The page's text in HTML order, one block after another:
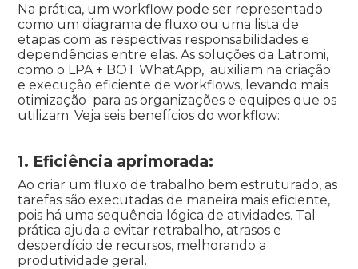
Na prática, um workflow pode ser representado
como um diagrama de fluxo ou uma lista de
etapas com as respectivas responsabilidades e
dependências entre elas. As soluções da Latromi,
como o LPA + BOT WhatApp, auxiliam na criação
e execução eficiente de workflows, levando mais
otimização para as organizações e equipes que os
utilizam. Veja seis benefícios do workflow:
1. Eficiência aprimorada:
Ao criar um fluxo de trabalho bem estruturado, as
tarefas são executadas de maneira mais eficiente,
pois há uma sequência lógica de atividades. Tal
prática ajuda a evitar retrabalho, atrasos e
desperdício de recursos, melhorando a
produtividade geral.